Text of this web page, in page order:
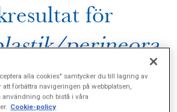
för
perineora
fi"
alla cookies" samtycker du till lagring av
förbättra navigeringen på webbplatsen,
användning och bistå i våra
Cookie-policy